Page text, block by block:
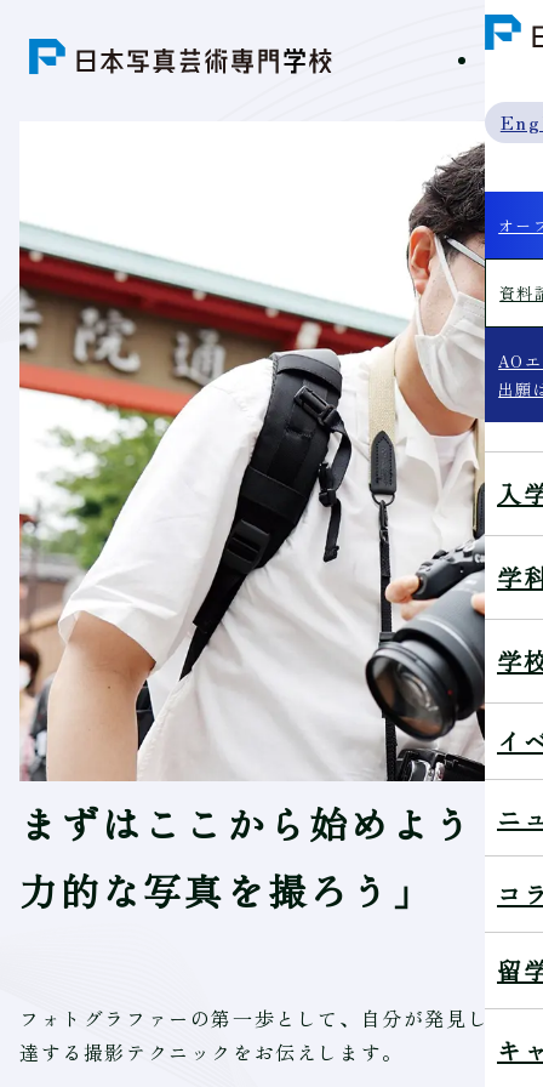
オー
資料
AO
出願
入
学
学
イ
ニ
コ
留
キ
まずはここから始めよう！
力的な写真を撮ろう」
フォトグラファーの第一歩として、自分が発見した
達する撮影テクニックをお伝えします。